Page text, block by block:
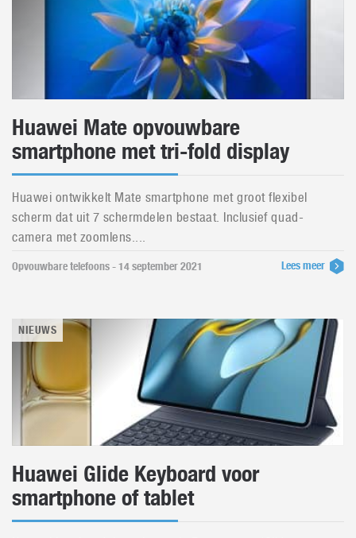
Huawei Mate opvouwbare
smartphone met tri-fold display
Huawei ontwikkelt Mate smartphone met groot flexibel
scherm dat uit 7 schermdelen bestaat. Inclusief quad-
camera met zoomlens....
Opvouwbare telefoons - 14 september 2021 Lees meer
NIEUWS
Huawei Glide Keyboard voor
smartphone of tablet